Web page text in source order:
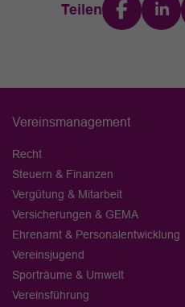
Teilen
Vereinsmanagement
Recht
Steuern & Finanzen
Vergütung & Mitarbeit
Versicherungen & GEMA
Ehrenamt & Personalentwicklung
Vereinsjugend
Sporträume & Umwelt
Vereinsführung